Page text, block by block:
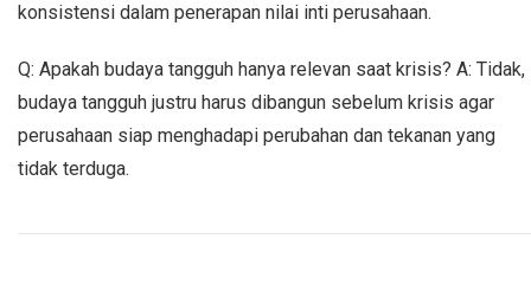
konsistensi dalam penerapan nilai inti perusahaan.
Q: Apakah budaya tangguh hanya relevan saat krisis? A: Tidak,
budaya tangguh justru harus dibangun sebelum krisis agar
perusahaan siap menghadapi perubahan dan tekanan yang
tidak terduga.